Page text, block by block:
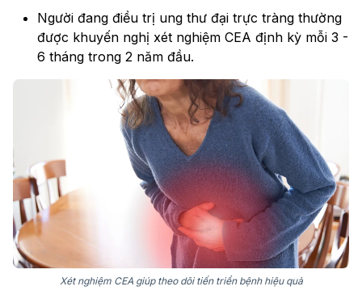
Người đang điều trị ung thư đại trực tràng thường
được khuyến nghị xét nghiệm CEA định kỳ mỗi 3 -
6 tháng trong 2 năm đầu.
Xét nghiệm CEA giúp theo dõi tiến triển bệnh hiệu quả